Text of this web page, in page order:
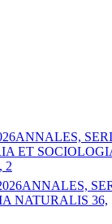
ANNALES,
ET
2
ANNALES,
NATURALIS 36,